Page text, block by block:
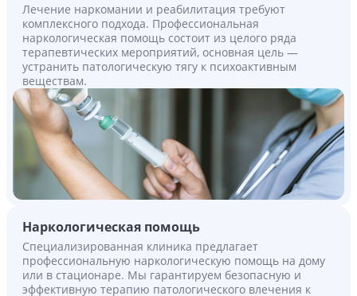
Лечение наркомании и реабилитация требуют
комплексного подхода. Профессиональная
наркологическая помощь состоит из целого ряда
терапевтических мероприятий, основная цель —
устранить патологическую тягу к психоактивным
веществам.
Наркологическая помощь
Специализированная клиника предлагает
профессиональную наркологическую помощь на дому
или в стационаре. Мы гарантируем безопасную и
эффективную терапию патологического влечения к